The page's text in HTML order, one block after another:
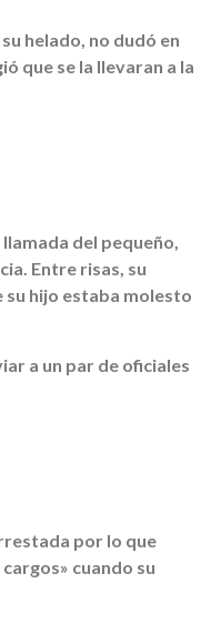
helado, no dudó en
que se la llevaran a la
del pequeño,
Entre risas, su
hijo estaba molesto
a un par de oficiales
por lo que
cuando su